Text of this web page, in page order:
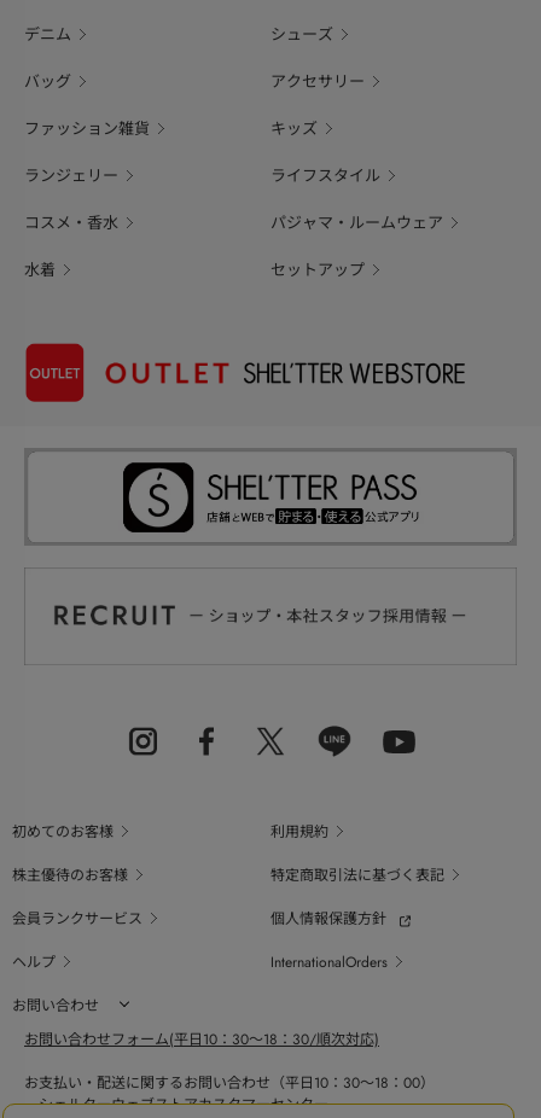
デニム シューズ
バッグ アクセサリー
ファッション雑貨 キッズ
ランジェリー ライフスタイル
コスメ・香水 パジャマ・ルームウェア
水着 セットアップ
初めてのお客様
利用規約
株主優待のお客様
特定商取引法に基づく表記
会員ランクサービス
個人情報保護方針
ヘルプ
InternationalOrders
お問い合わせ
お問い合わせフォーム(平日10：30～18：30/順次対応)
お支払い・配送に関するお問い合わせ（平日10：30～18：00）
シェルターウェブストアカスタマーセンター